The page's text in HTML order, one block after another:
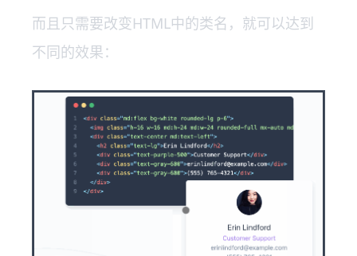
而且只需要改变HTML中的类名，就可以达到
不同的效果：